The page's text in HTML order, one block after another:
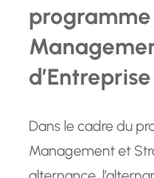
Dans le cadre du
Management et